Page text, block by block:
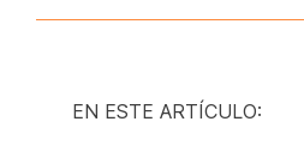
EN ESTE ARTÍCULO: